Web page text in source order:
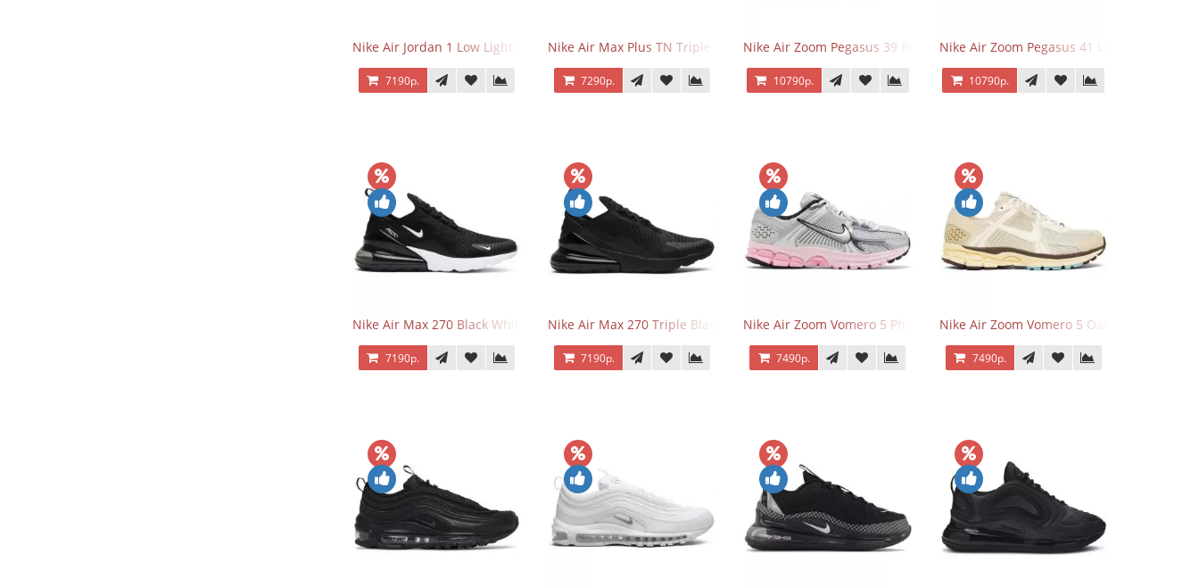
Nike Air Jordan 1 Low Light Smoke Grey
7190р.
Nike Air Max Plus TN Triple Black
7290р.
Nike Air Zoom Pegasus 39 Black White Orange
10790р.
Nike Air Zoom Pegasus 41 Lilac Bloom
10790р.
Nike Air Max 270 Black White
7190р.
Nike Air Max 270 Triple Black
7190р.
Nike Air Zoom Vomero 5 Photon Dust Pink Foam
7490р.
Nike Air Zoom Vomero 5 Oatmeal
7490р.